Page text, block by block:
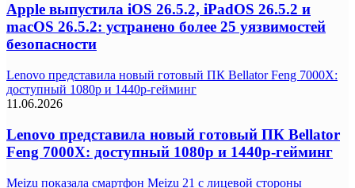
Apple выпустила iOS 26.5.2, iPadOS 26.5.2 и
macOS 26.5.2: устранено более 25 уязвимостей
безопасности
Lenovo представила новый готовый ПК Bellator Feng 7000X:
доступный 1080p и 1440p-гейминг
11.06.2026
Lenovo представила новый готовый ПК Bellator
Feng 7000X: доступный 1080p и 1440p-гейминг
Meizu показала смартфон Meizu 21 с лицевой стороны